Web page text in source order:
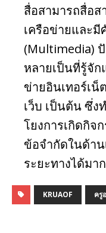
สื่อสามารถสื่อส
เครือข่ายและ
(Multimedia)
หลายเป็นที่รู้จั
ข่ายอินเทอร์เน็
เว็บ เป็นต้น ซึ่ง
โยงการเกิดกิจ
ข้อจำกัดในด้าน
ระยะทางได้มา
KRUAOF ครู